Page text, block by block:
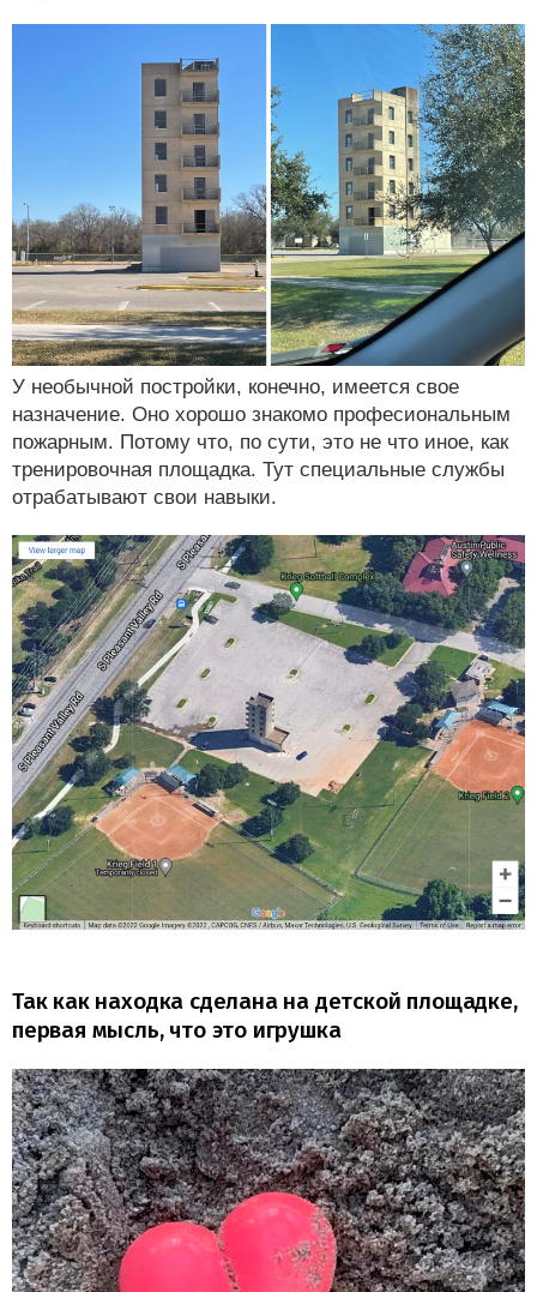
У необычной постройки, конечно, имеется свое
назначение. Оно хорошо знакомо професиональным
пожарным. Потому что, по сути, это не что иное, как
тренировочная площадка. Тут специальные службы
отрабатывают свои навыки.
Так как находка сделана на детской площадке,
первая мысль, что это игрушка